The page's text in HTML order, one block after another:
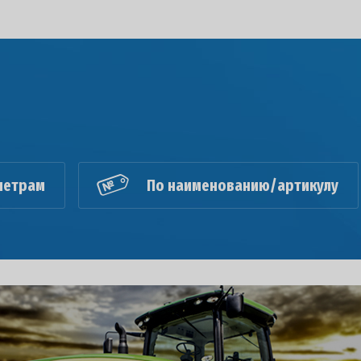
По наименованию/артикулу